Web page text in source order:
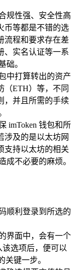
规性强、安全性高
币等都是不错的选
流程和要求存在差
、实名认证等一系
础。
中打算转出的资产
（ETH）等，不同
，并且所需的手续
imToken 钱包和所
涉及的是以太坊网
支持以太坊的相关
成不必要的麻烦。
顺利登录到所选的
界面中，会有一个
该选项后，便可以
关键一步。